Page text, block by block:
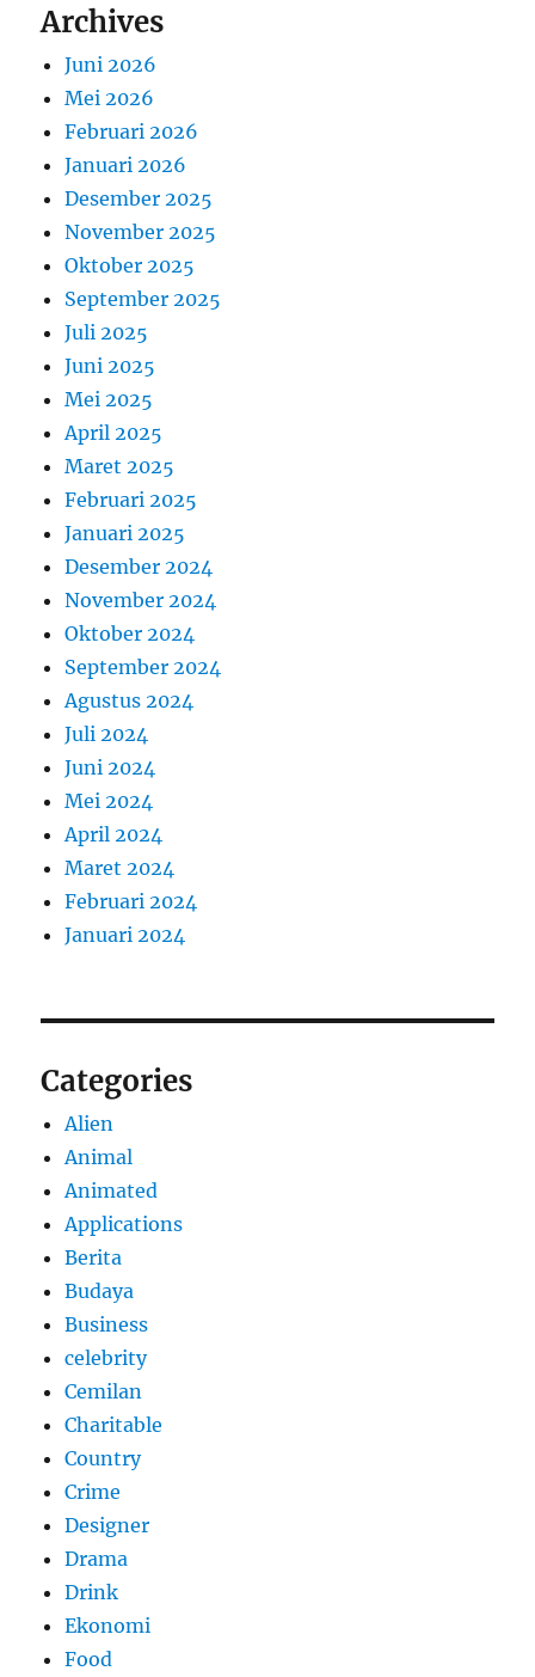
Archives
Juni 2026
Mei 2026
Februari 2026
Januari 2026
Desember 2025
November 2025
Oktober 2025
September 2025
Juli 2025
Juni 2025
Mei 2025
April 2025
Maret 2025
Februari 2025
Januari 2025
Desember 2024
November 2024
Oktober 2024
September 2024
Agustus 2024
Juli 2024
Juni 2024
Mei 2024
April 2024
Maret 2024
Februari 2024
Januari 2024
Categories
Alien
Animal
Animated
Applications
Berita
Budaya
Business
celebrity
Cemilan
Charitable
Country
Crime
Designer
Drama
Drink
Ekonomi
Food